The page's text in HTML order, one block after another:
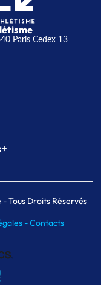
Paris Cedex 13
+
Tous Droits Réservés
-Contacts